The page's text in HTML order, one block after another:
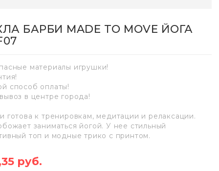
БАРБИ MADE TO MOVE ЙОГА
материалы игрушки!
способ оплаты!
в центре города!
готова к тренировкам, медитации и релаксации.
заниматься йогой. У нее стильный
топ и модные трико с принтом.
руб.